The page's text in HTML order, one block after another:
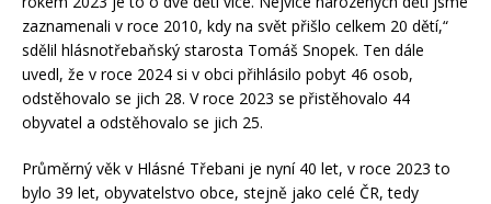
zaznamenali v roce 2010, kdy na svět přišlo celkem 20 dětí,“
sdělil hlásnotřebaňský starosta Tomáš Snopek. Ten dále
uvedl, že v roce 2024 si v obci přihlásilo pobyt 46 osob,
odstěhovalo se jich 28. V roce 2023 se přistěhovalo 44
obyvatel a odstěhovalo se jich 25.
Průměrný věk v Hlásné Třebani je nyní 40 let, v roce 2023 to
bylo 39 let, obyvatelstvo obce, stejně jako celé ČR, tedy